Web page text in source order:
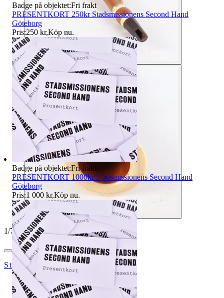
1/7
StadsmissionensSecondhandGbg
Badge på objektet:Fri frakt
PRESENTKORT 250kr Stadsmissionens Second Hand
Göteborg
Pris:250 kr,Köp nu.
Badge på objektet:Fri frakt
PRESENTKORT 1000kr Stadsmissionens Second Hand
Göteborg
Pris:1 000 kr,Köp nu.